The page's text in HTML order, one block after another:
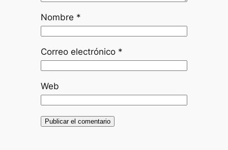
Nombre *
Correo electrónico *
Web